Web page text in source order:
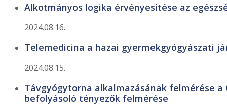
Alkotmányos logika érvényesítése az
2024.08.16.
Telemedicina a hazai gyermekgyógyászati
2024.08.15.
Távgyógytorna alkalmazásának felmérése
befolyásoló tényezők felmérése